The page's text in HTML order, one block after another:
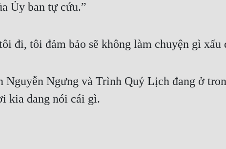
Ủy ban tự cứu.”
đi, tôi đảm bảo sẽ không làm chuyện gì xấu
Ngưng và Trình Quý Lịch đang ở
kia đang nói cái gì.